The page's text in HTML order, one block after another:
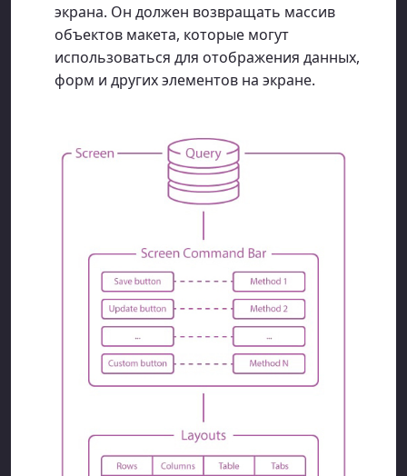
экрана. Он должен возвращать массив
объектов макета, которые могут
использоваться для отображения данных,
форм и других элементов на экране.